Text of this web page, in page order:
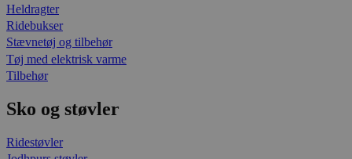
Heldragter
Ridebukser
Stævnetøj og tilbehør
Tøj med elektrisk varme
Tilbehør
Sko og støvler
Ridestøvler